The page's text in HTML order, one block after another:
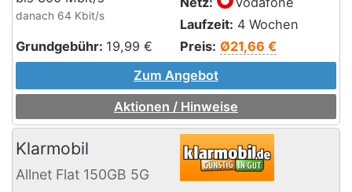
danach 64 Kbit/s
Laufzeit: 4 Wochen
Grundgebühr: 19,99 € Preis: Ø21,66 €
Zum Angebot
Aktionen / Hinweise
Klarmobil
Allnet Flat 150GB 5G